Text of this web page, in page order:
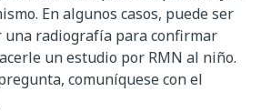
En algunos casos, puede ser
una radiografía para confirmar
un estudio por RMN al niño.
comuníquese con el